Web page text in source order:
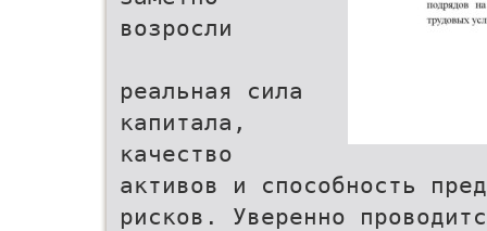
возросли
реальная сила
капитала,
качество
активов и способность
рисков. Уверенно